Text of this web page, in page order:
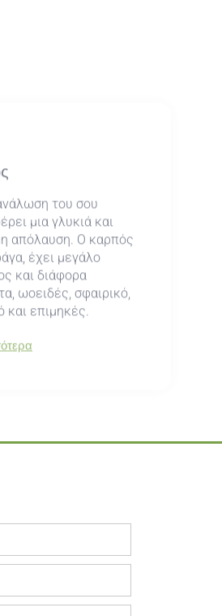
του σου
μια γλυκιά και
απόλαυση. Ο καρπός
έχει μεγάλο
και διάφορα
ωοειδές, σφαιρικό,
και επιμηκές.